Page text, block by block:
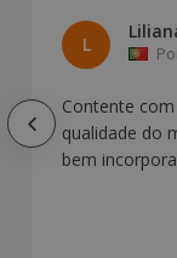
L
Contente
qualidade do
bem